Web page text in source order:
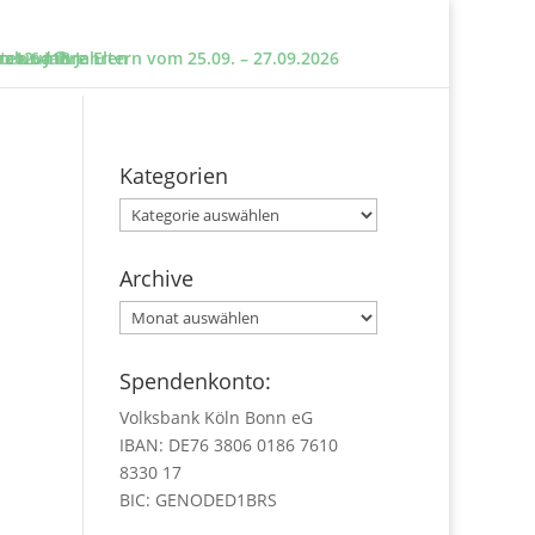
und ihre Eltern vom 25.09. – 27.09.2026
um?
12 – 18 Jahren
6 Jahre
Kategorien
Kategorien
Archive
Archive
Spendenkonto:
Volksbank Köln Bonn eG
IBAN: DE76 3806 0186 7610
8330 17
BIC: GENODED1BRS